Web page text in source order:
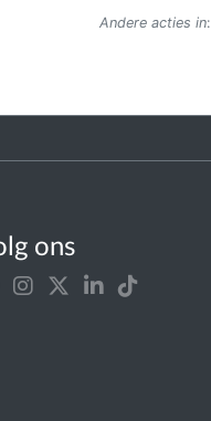
Andere acties in:
ons